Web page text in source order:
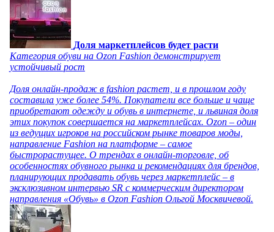
Доля маркетплейсов будет расти
Категория обуви на Ozon Fashion демонстрирует
устойчивый рост
Доля онлайн-продаж в fashion растет, и в прошлом году
составила уже более 54%. Покупатели все больше и чаще
приобретают одежду и обувь в интернете, и львиная доля
этих покупок совершается на маркетплейсах. Ozon – один
из ведущих игроков на российском рынке товаров моды,
направление Fashion на платформе – самое
быстрорастущее. О трендах в онлайн-торговле, об
особенностях обувного рынка и рекомендациях для брендов,
планирующих продавать обувь через маркетплейс – в
эксклюзивном интервью SR с коммерческим директором
направления «Обувь» в Ozon Fashion Ольгой Москвичевой.